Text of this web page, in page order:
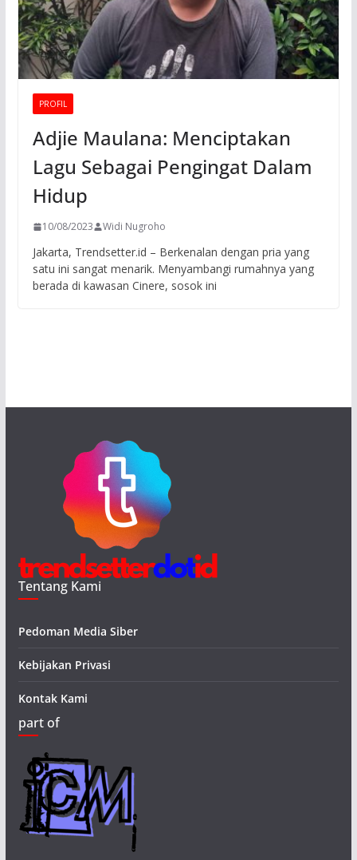
PROFIL
Adjie Maulana: Menciptakan
Lagu Sebagai Pengingat Dalam
Hidup
10/08/2023 Widi Nugroho
Jakarta, Trendsetter.id – Berkenalan dengan pria yang
satu ini sangat menarik. Menyambangi rumahnya yang
berada di kawasan Cinere, sosok ini
Tentang Kami
Pedoman Media Siber
Kebijakan Privasi
Kontak Kami
part of